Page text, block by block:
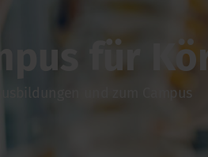
für
und zum Campus